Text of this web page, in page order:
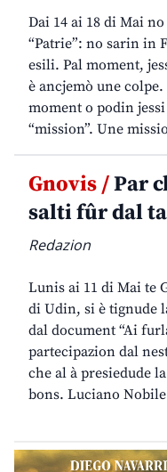
Dai 14 ai 18 di Mai
“Patrie”: no sarin
esili. Pal moment,
è ancjemò une
moment o podin
“mission”. Une
Gnovis /Par
salti fûr dal
Redazion
Lunis ai 11 di Mai te
di Udin, si è tignude
dal document “Ai
partecipazion dal
che al à presiedude
bons. Luciano